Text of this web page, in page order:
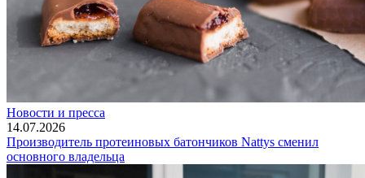
Новости и пресса
14.07.2026
Производитель протеиновых батончиков Nattys сменил
основного владельца